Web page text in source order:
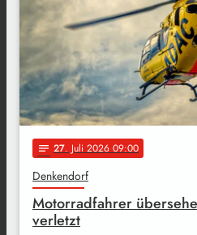
notes 27. Juli 2026 09:00
Denkendorf
Motorradfahrer
verletzt